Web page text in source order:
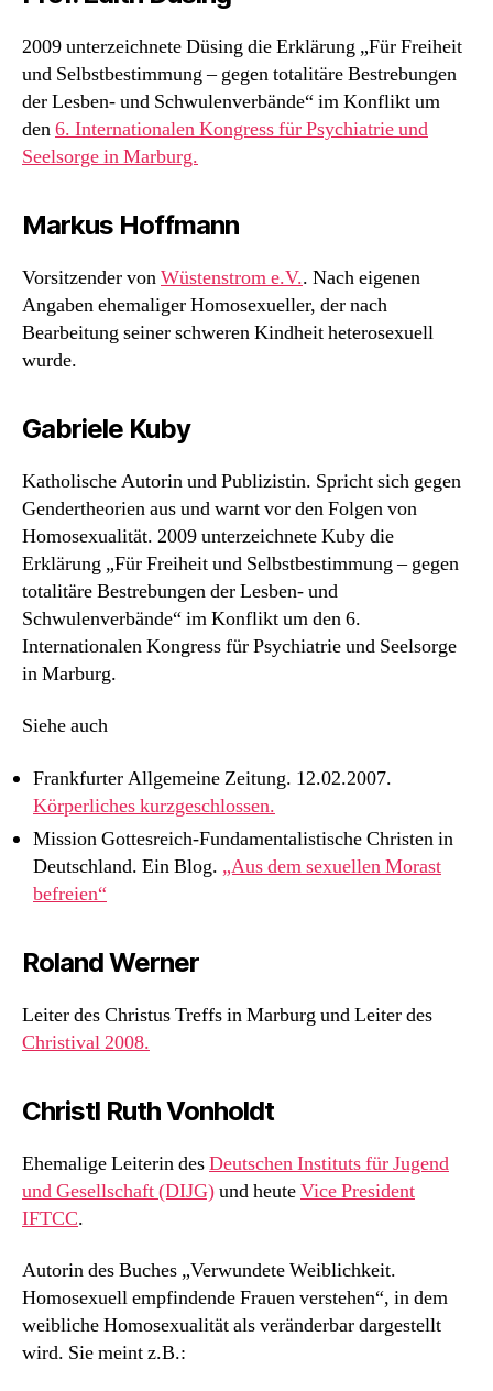
2009 unterzeichnete Düsing die Erklärung „Für Freiheit
und Selbstbestimmung – gegen totalitäre Bestrebungen
der Lesben- und Schwulenverbände“ im Konflikt um
den6. Internationalen Kongress für Psychiatrie und
Seelsorge in Marburg.
Markus Hoffmann
Vorsitzender vonWüstenstrom e.V.. Nach eigenen
Angaben ehemaliger Homosexueller, der nach
Bearbeitung seiner schweren Kindheit heterosexuell
wurde.
Gabriele Kuby
Katholische Autorin und Publizistin. Spricht sich gegen
Gendertheorien aus und warnt vor den Folgen von
Homosexualität. 2009 unterzeichnete Kuby die
Erklärung „Für Freiheit und Selbstbestimmung – gegen
totalitäre Bestrebungen der Lesben- und
Schwulenverbände“ im Konflikt um den 6.
Internationalen Kongress für Psychiatrie und Seelsorge
in Marburg.
Siehe auch
Frankfurter Allgemeine Zeitung. 12.02.2007.
Körperliches kurzgeschlossen.
Mission Gottesreich-Fundamentalistische Christen in
Deutschland. Ein Blog. „Aus dem sexuellen Morast
befreien“
Roland Werner
Leiter des Christus Treffs in Marburg und Leiter des
Christival 2008.
Christl Ruth Vonholdt
Ehemalige Leiterin desDeutschen Instituts für Jugend
und Gesellschaft (DIJG)und heuteVice President
IFTCC.
Autorin des Buches „Verwundete Weiblichkeit.
Homosexuell empfindende Frauen verstehen“, in dem
weibliche Homosexualität als veränderbar dargestellt
wird. Sie meint z.B.: